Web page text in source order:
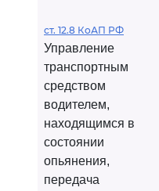
ст. 12.8 КоАП РФ
Управление
транспортным
средством
водителем,
находящимся в
состоянии
опьянения,
передача